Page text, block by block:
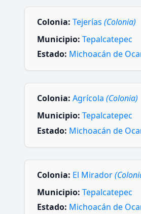
Colonia: Tejerías (Colonia)
Municipio: Tepalcatepec
Estado: Michoacán de
Colonia: Agrícola (Colonia)
Municipio: Tepalcatepec
Estado: Michoacán de
Colonia: El Mirador
Municipio: Tepalcatepec
Estado: Michoacán de